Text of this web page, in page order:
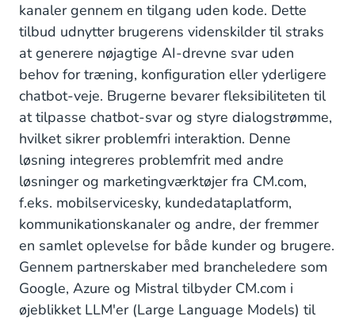
kanaler gennem en tilgang uden kode. Dette
tilbud udnytter brugerens videnskilder til straks
at generere nøjagtige AI-drevne svar uden
behov for træning, konfiguration eller yderligere
chatbot-veje. Brugerne bevarer fleksibiliteten til
at tilpasse chatbot-svar og styre dialogstrømme,
hvilket sikrer problemfri interaktion. Denne
løsning integreres problemfrit med andre
løsninger og marketingværktøjer fra CM.com,
f.eks. mobilservicesky, kundedataplatform,
kommunikationskanaler og andre, der fremmer
en samlet oplevelse for både kunder og brugere.
Gennem partnerskaber med brancheledere som
Google, Azure og Mistral tilbyder CM.com i
øjeblikket LLM'er (Large Language Models) til